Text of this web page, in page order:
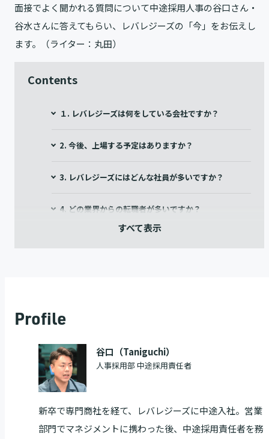
面接でよく聞かれる質問について中途採用人事の谷口さん・
谷水さんに答えてもらい、レバレジーズの「今」をお伝えし
ます。（ライター：丸田）
Contents
１. レバレジーズは何をしている会社ですか？
2. 今後、上場する予定はありますか？
3. レバレジーズにはどんな社員が多いですか？
4. どの業界からの転職者が多いですか？
ジ
Profile
谷口（Taniguchi）
人事採用部 中途採用責任者
新卒で専門商社を経て、レバレジーズに中途入社。営業
部門でマネジメントに携わった後、中途採用責任者を務